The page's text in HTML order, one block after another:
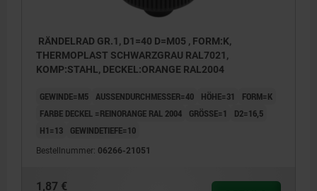
RÄNDELRAD GR.1, D1=40 D=M05 , FORM:K,
THERMOPLAST SCHWARZGRAU RAL7021,
KOMP:STAHL, DECKEL:ORANGE RAL2004
GEWINDE=M5 AUSSENDURCHMESSER=40 HÖHE=31
FORM=K
FARBE DECKEL =REINORANGE RAL 2004
GRÖSSE=1
D2=16,5
H1=13
GEWINDETIEFE=10
Bestellnummer: 06266-21051
1,87 €